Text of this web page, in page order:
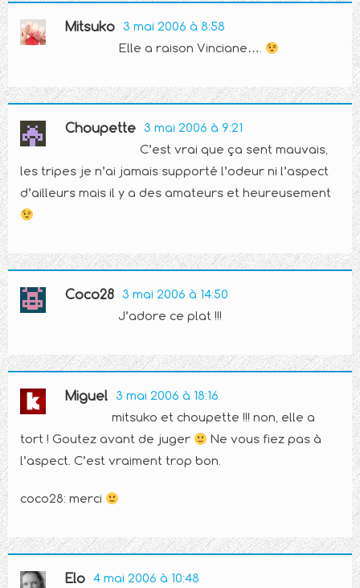
Mitsuko 3 mai 2006 à 8:58
Elle a raison Vinciane….
Choupette 3 mai 2006 à 9:21
C’est vrai que ça sent mauvais,
les tripes je n’ai jamais supporté l’odeur ni l’aspect
d’ailleurs mais il y a des amateurs et heureusement
Coco28 3 mai 2006 à 14:50
J’adore ce plat !!!
Miguel 3 mai 2006 à 18:16
mitsuko et choupette !!! non, elle a
tort ! Goutez avant de juger
Ne vous fiez pas à
l’aspect. C’est vraiment trop bon.
coco28: merci
Elo 4 mai 2006 à 10:48